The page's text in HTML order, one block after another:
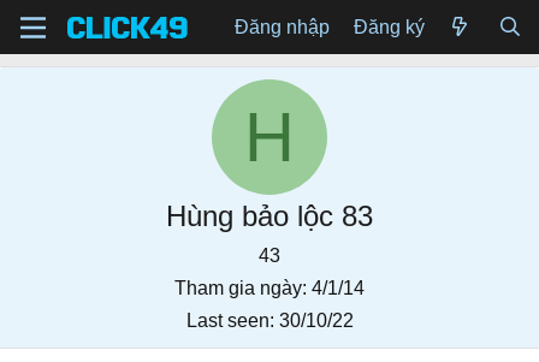
Đăng nhập Đăng ký
H
Hùng bảo lộc 83
43
Tham gia ngày 4/1/14
Last seen 30/10/22